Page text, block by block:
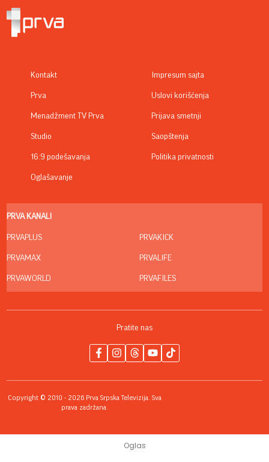
Kontakt
Prva
Menadžment TV Prva
Studio
16:9 podešavanja
Oglašavanje
Impresum sajta
Uslovi korišćenja
Prijava smetnji
Saopštenja
Politika privatnosti
PRVA KANALI
PRVAPLUS
PRVAMAX
PRVAWORLD
PRVAKICK
PRVALIFE
PRVAFILES
Pratite nas
Copyright © 2010 - 2026 Prva Srpska Televizija. Sva
prava zadržana.